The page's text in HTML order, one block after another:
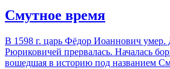
Смутное время
В 1598 г. царь Фёдор Иоаннович умер.
Рюриковичей прервалась. Началась
вошедшая в историю под названием